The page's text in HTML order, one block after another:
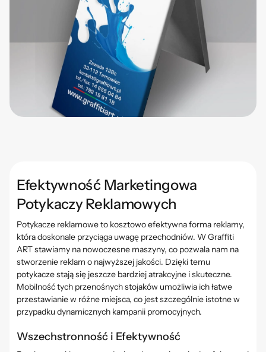
Efektywność Marketingowa
Potykaczy Reklamowych
Potykacze reklamowe to kosztowo efektywna forma reklamy,
która doskonale przyciąga uwagę przechodniów. W Graffiti
ART stawiamy na nowoczesne maszyny, co pozwala nam na
stworzenie reklam o najwyższej jakości. Dzięki temu
potykacze stają się jeszcze bardziej atrakcyjne i skuteczne.
Mobilność tych przenośnych stojaków umożliwia ich łatwe
przestawianie w różne miejsca, co jest szczególnie istotne w
przypadku dynamicznych kampanii promocyjnych.
Wszechstronność i Efektywność